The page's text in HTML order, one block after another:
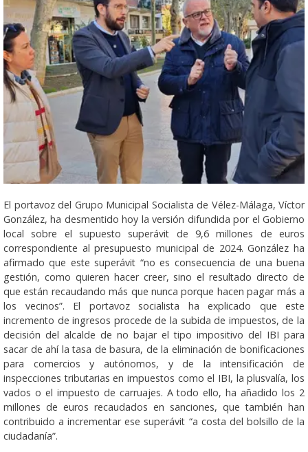
El portavoz del Grupo Municipal Socialista de Vélez-Málaga, Víctor
González, ha desmentido hoy la versión difundida por el Gobierno
local sobre el supuesto superávit de 9,6 millones de euros
correspondiente al presupuesto municipal de 2024. González ha
afirmado que este superávit “no es consecuencia de una buena
gestión, como quieren hacer creer, sino el resultado directo de
que están recaudando más que nunca porque hacen pagar más a
los vecinos”. El portavoz socialista ha explicado que este
incremento de ingresos procede de la subida de impuestos, de la
decisión del alcalde de no bajar el tipo impositivo del IBI para
sacar de ahí la tasa de basura, de la eliminación de bonificaciones
para comercios y autónomos, y de la intensificación de
inspecciones tributarias en impuestos como el IBI, la plusvalía, los
vados o el impuesto de carruajes. A todo ello, ha añadido los 2
millones de euros recaudados en sanciones, que también han
contribuido a incrementar ese superávit “a costa del bolsillo de la
ciudadanía”.